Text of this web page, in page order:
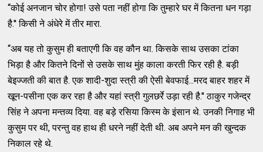
‘‘कोई अनजान चोर होगा! उसे पता नहीं होगा कि तुम्‍हारे घर में कितना धन गड़ा
है.'' किसी ने अंधेरे में तीर मारा.
‘‘अब यह तो कुसुम ही बताएगी कि वह कौन था. किसके साथ उसका टांका
भिड़ा है और कितने दिनों से उसके साथ मुंह काला करती फिर रही है. बड़ी
बेइज्‍जती की बात है. एक शादी-शुदा स्‍त्री की ऐसी बेवफाई...मरद बाहर शहर में
खून-पसीना एक कर रहा है और यहां स्‍त्री गुलछर्रे उड़ा रही है.'' ठाकुर गजेन्‍द्र
सिंह ने अपना मन्‍तव्‍य दिया. वह बड़े रसिया किस्‍म के इंसान थे. उनकी निगाह भी
कुसुम पर थी, परन्‍तु वह हाथ ही धरने नहीं देती थी. अब अपने मन की खुन्‍दक
निकाल रहे थे.